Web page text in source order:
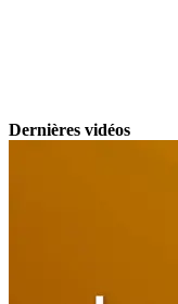
Dernières vidéos